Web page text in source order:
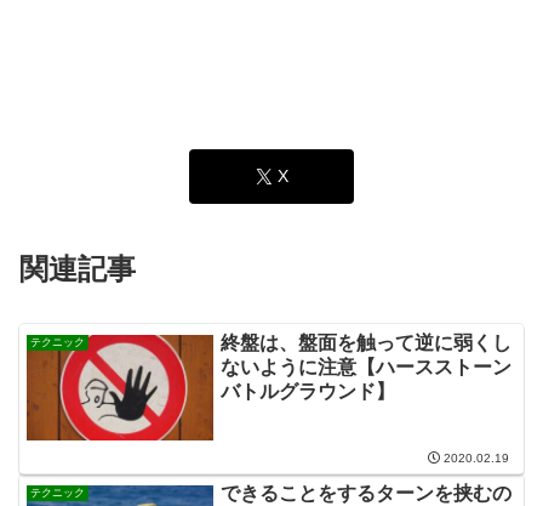
X
関連記事
テクニック
終盤は、盤面を触って逆に弱くし
ないように注意【ハースストーン
バトルグラウンド】
2020.02.19
テクニック
できることをするターンを挟むの